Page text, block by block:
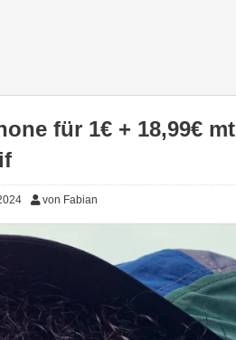
für 1€ + 18,99€
von Fabian